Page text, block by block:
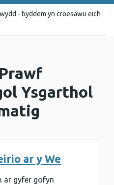
- byddem yn croesawu eich
Ysgarthol
ar y We
ar gyfer gofyn